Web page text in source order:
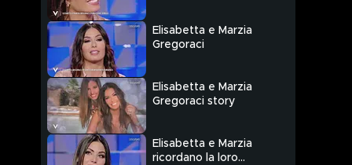
Elisabetta e Marzia
Gregoraci
Elisabetta e Marzia
Gregoraci story
Elisabetta e Marzia
ricordano la loro